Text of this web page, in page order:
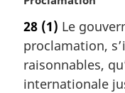
t
e
m
a
28 (1) Le
proclamation,
raisonnables,
internationale